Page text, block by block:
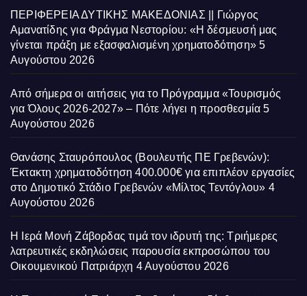
ΠΕΡΙΦΕΡΕΙΑ ΔΥΤΙΚΗΣ ΜΑΚΕΔΟΝΙΑΣ || Γιώργος
Αμανατίδης για Φράγμα Νεστορίου: «Η δέσμευσή μας
γίνεται πράξη με εξασφαλισμένη χρηματοδότηση» 5
Αυγούστου 2026
Από σήμερα οι αιτήσεις για το Πρόγραμμα «Τουρισμός
για Όλους 2026-2027» – Πότε λήγει η προσθεσμία 5
Αυγούστου 2026
Θανάσης Σταυρόπουλος (Βουλευτής ΠΕ Γρεβενών):
Έκτακτη χρηματοδότηση 400.000€ για επιπλέον εργασίες
στο Δημοτικό Στάδιο Γρεβενών «Μίλτος Τεντόγλου» 4
Αυγούστου 2026
Η Ιερά Μονή Ζάβορδας τιμά τον ιδρυτή της: Τριήμερες
λατρευτικές εκδηλώσεις παρουσία εκπροσώπου του
Οικουμενικού Πατριάρχη 4 Αυγούστου 2026